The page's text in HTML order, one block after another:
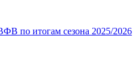
по итогам сезона 2025/2026